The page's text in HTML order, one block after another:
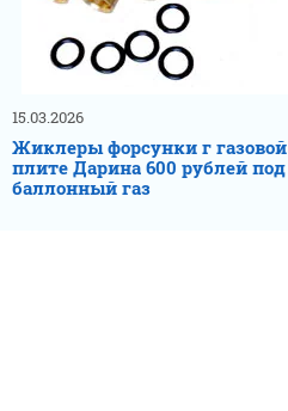
15.03.2026
Жиклеры форсунки г газовой
плите Дарина 600 рублей под
баллонный газ